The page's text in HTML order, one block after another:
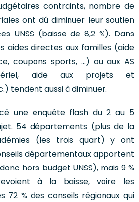
contraints, nombre de
ont dû diminuer leur soutien
UNSS (baisse de 8,2 %). Dans
aides directes aux familles (aide
coupons sports, …) ou aux AS
aide aux projets et
tendent aussi à diminuer.
une enquête flash du 2 au 5
54 départements (plus de la
(les trois quart) y ont
départementaux apportent
hors budget UNSS), mais 9 %
à la baisse, voire les
72 % des conseils régionaux qui